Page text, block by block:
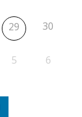
29 30
5 6